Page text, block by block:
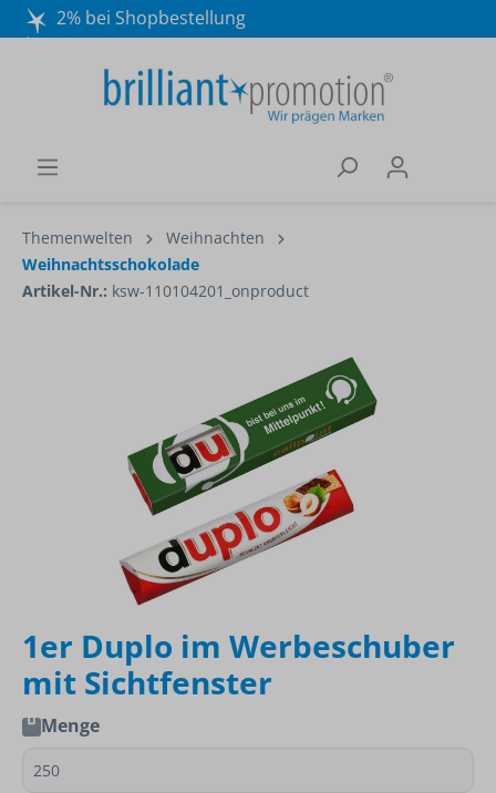
2% bei Shopbestellung
Wir beraten Sie gerne:
040 / 570 18 25 70
Themenwelten
Weihnachten
Weihnachtsschokolade
Artikel-Nr.: ksw-110104201_onproduct
1er Duplo im Werbeschuber
mit Sichtfenster
Menge